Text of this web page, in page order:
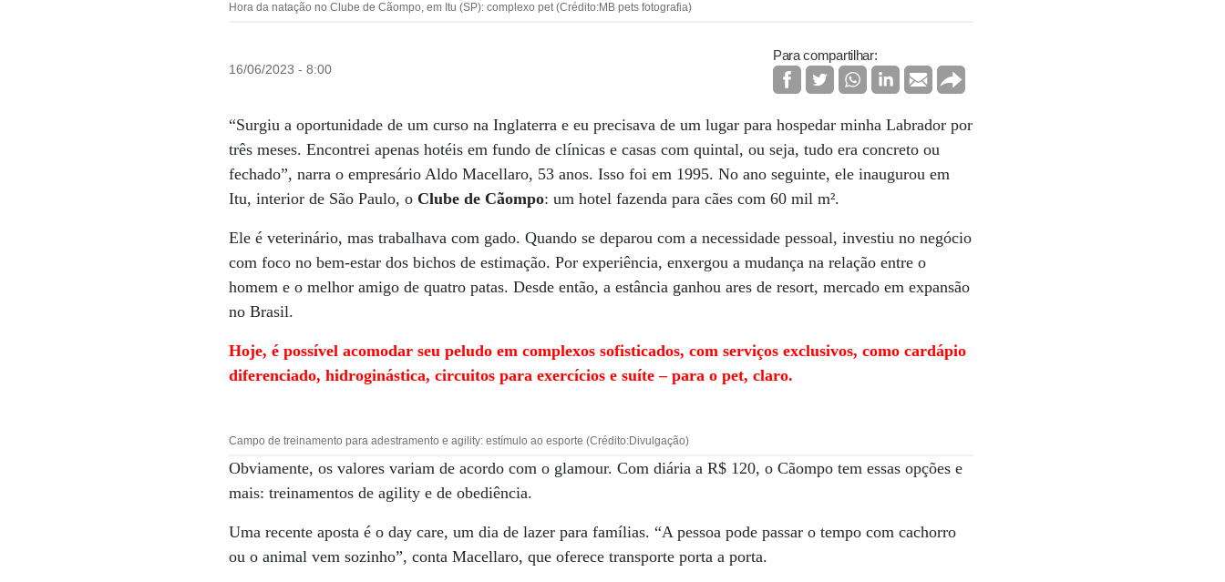
Hora da natação no Clube de Cãompo, em Itu (SP): complexo pet (Crédito:MB pets fotografia)
16/06/2023 - 8:00
Para compartilhar:
“Surgiu a oportunidade de um curso na Inglaterra e eu precisava de um lugar para hospedar minha Labrador por
três meses. Encontrei apenas hotéis em fundo de clínicas e casas com quintal, ou seja, tudo era concreto ou
fechado”, narra o empresário Aldo Macellaro, 53 anos. Isso foi em 1995. No ano seguinte, ele inaugurou em
Itu, interior de São Paulo, o Clube de Cãompo: um hotel fazenda para cães com 60 mil m².
Ele é veterinário, mas trabalhava com gado. Quando se deparou com a necessidade pessoal, investiu no negócio
com foco no bem-estar dos bichos de estimação. Por experiência, enxergou a mudança na relação entre o
homem e o melhor amigo de quatro patas. Desde então, a estância ganhou ares de resort, mercado em expansão
no Brasil.
Hoje, é possível acomodar seu peludo em complexos sofisticados, com serviços exclusivos, como cardápio
diferenciado, hidroginástica, circuitos para exercícios e suíte – para o pet, claro.
Campo de treinamento para adestramento e agility: estímulo ao esporte (Crédito:Divulgação)
Obviamente, os valores variam de acordo com o glamour. Com diária a R$ 120, o Cãompo tem essas opções e
mais: treinamentos de agility e de obediência.
Uma recente aposta é o day care, um dia de lazer para famílias. “A pessoa pode passar o tempo com cachorro
ou o animal vem sozinho”, conta Macellaro, que oferece transporte porta a porta.